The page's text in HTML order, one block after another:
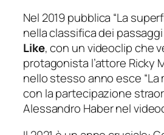
Nel 2019 pubblica “La
nella classifica dei
Like, con un videoclip che
protagonista l’attore Ricky
nello stesso anno esce
con la partecipazione
Alessandro Haber nel